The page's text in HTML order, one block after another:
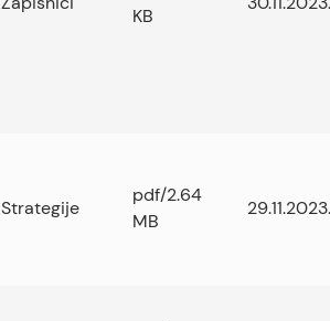
KB
Strategije
pdf/2.64
MB
29.11.2023.